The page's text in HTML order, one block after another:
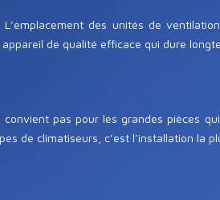
des unités de
de qualité efficace qui dure
pas pour les grandes pièces
de climatiseurs, c’est l’installation la